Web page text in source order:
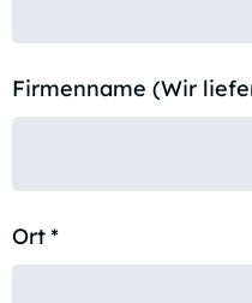
Firmenname (Wir
Ort*